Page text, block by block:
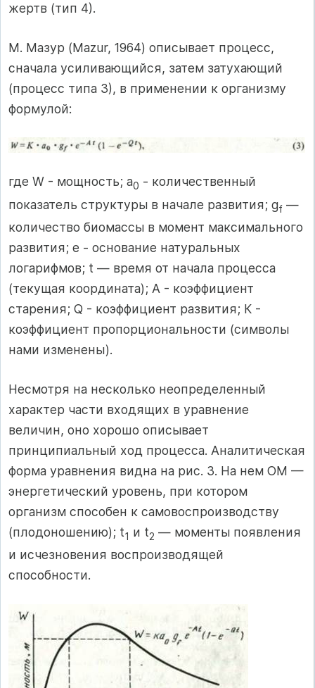
жертв (тип 4).
М. Мазур (Mazur, 1964) описывает процесс,
сначала усиливающийся, затем затухающий
(процесс типа 3), в применении к организму
формулой:
где W - мощность; а0 - количественный
показатель структуры в начале развития; gf —
количество биомассы в момент максимального
развития; е - основание натуральных
логарифмов; t — время от начала процесса
(текущая координата); А - коэффициент
старения; Q - коэффициент развития; К -
коэффициент пропорциональности (символы
нами изменены).
Несмотря на несколько неопределенный
характер части входящих в уравнение
величин, оно хорошо описывает
принципиальный ход процесса. Аналитическая
форма уравнения видна на рис. 3. На нем ОМ —
энергетический уровень, при котором
организм способен к самовоспроизводству
(плодоношению); t1 и t2 — моменты появления
и исчезновения воспроизводящей
способности.